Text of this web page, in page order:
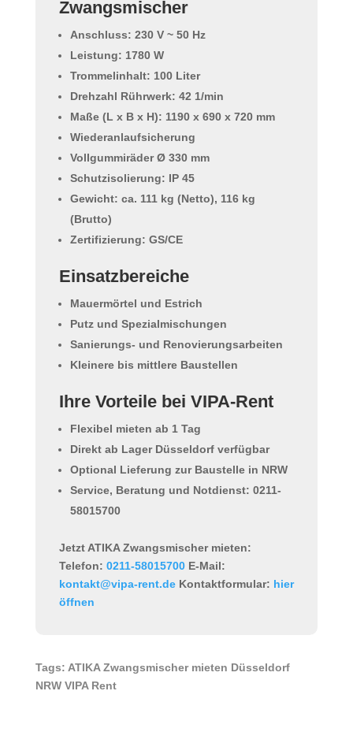
Zwangsmischer
Anschluss: 230 V ~ 50 Hz
Leistung: 1780 W
Trommelinhalt: 100 Liter
Drehzahl Rührwerk: 42 1/min
Maße (L x B x H): 1190 x 690 x 720 mm
Wiederanlaufsicherung
Vollgummiräder Ø 330 mm
Schutzisolierung: IP 45
Gewicht: ca. 111 kg (Netto), 116 kg
(Brutto)
Zertifizierung: GS/CE
Einsatzbereiche
Mauermörtel und Estrich
Putz und Spezialmischungen
Sanierungs- und Renovierungsarbeiten
Kleinere bis mittlere Baustellen
Ihre Vorteile bei VIPA-Rent
Flexibel mieten ab 1 Tag
Direkt ab Lager Düsseldorf verfügbar
Optional Lieferung zur Baustelle in NRW
Service, Beratung und Notdienst: 0211-
58015700
Jetzt ATIKA Zwangsmischer mieten:
Telefon: 0211-58015700E-Mail:
kontakt@vipa-rent.deKontaktformular: hier
öffnen
Tags: ATIKA Zwangsmischer mieten Düsseldorf
NRW VIPA Rent